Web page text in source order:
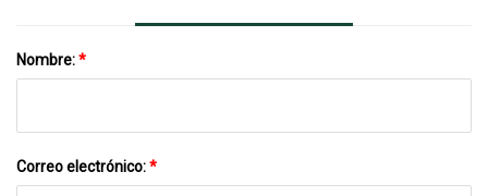
Nombre:*
Correo electrónico:*